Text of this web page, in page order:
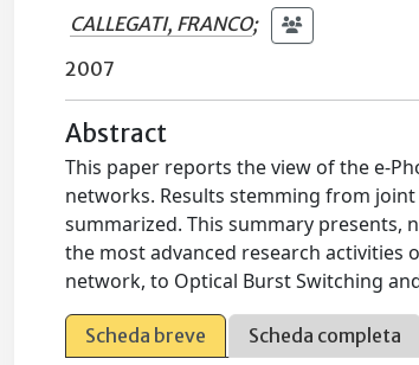
CALLEGATI, FRANCO;
2007
Abstract
This paper reports the view of the e-
networks. Results stemming from
summarized. This summary presents,
the most advanced research
network, to Optical Burst Switching
Scheda breve Scheda completa